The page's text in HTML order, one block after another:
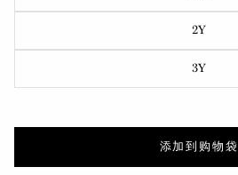
2Y
3Y
添加到购物袋